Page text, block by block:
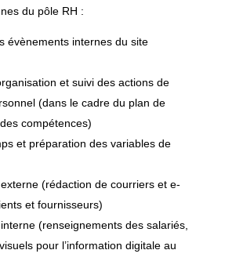
du pôle RH :
évènements internes du site
et suivi des actions de
(dans le cadre du plan de
compétences)
et préparation des variables de
(rédaction de courriers et e-
et fournisseurs)
(renseignements des salariés,
pour l’information digitale au